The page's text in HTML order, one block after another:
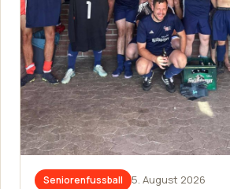
Seniorenfussball 5. August 2026